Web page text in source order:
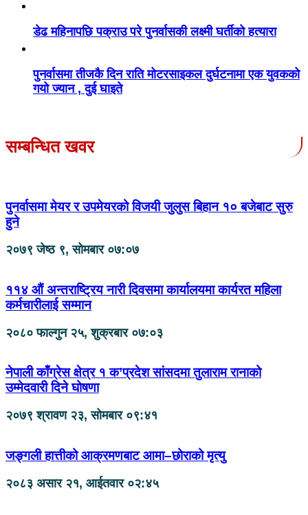
डेढ महिनापछि पक्राउ परे पुनर्वासकी लक्ष्मी घर्तीको हत्यारा
पुनर्वासमा तीजकै दिन राति मोटरसाइकल दुर्घटनामा एक युवकको
गयो ज्यान , दुई घाइते
सम्बन्धित खवर
पुनर्वासमा मेयर र उपमेयरको विजयी जुलुस बिहान १० बजेबाट सुरु
हुने
२०७९ जेष्ठ ९, सोमबार ०७:०७
११४ औं अन्तराष्ट्रिय नारी दिवसमा कार्यालयमा कार्यरत महिला
कर्मचारीलाई सम्मान
२०८० फाल्गुन २५, शुक्रबार ०७:०३
नेपाली काँग्रेस क्षेत्र १ क’प्रदेश सांसदमा तुलाराम रानाको
उम्मेदवारी दिने घोषणा
२०७९ श्रावण २३, सोमबार ०९:४१
जङ्गली हात्तीको आक्रमणबाट आमा–छोराको मृत्यु
२०८३ असार २१, आईतवार ०२:४५